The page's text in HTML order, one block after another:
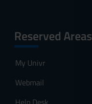
Reserved Areas
My Univr
Webmail